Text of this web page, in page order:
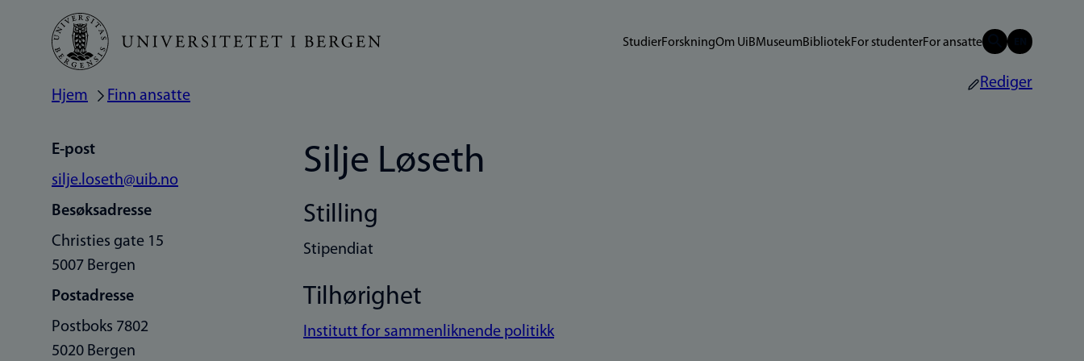
Hopp
hovedinnhold
StudierForskningOm UiBMuseumBibliotekFor studenterFor ansatte
Navigasjonssti
Hjem Finn ansatte
Rediger
E-post
silje.loseth@uib.no
Besøksadresse
Christies gate 15
5007 Bergen
Postadresse
Postboks 7802
5020 Bergen
Silje Løseth
Stilling
Stipendiat
Tilhørighet
Institutt for sammenliknende politikk